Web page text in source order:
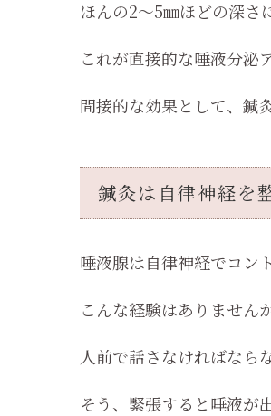
ほんの2～5㎜ほどの深さ
これが直接的な唾液分泌
間接的な効果として、鍼
鍼灸は自律神経を
唾液腺は自律神経でコン
こんな経験はありません
人前で話さなければなら
そう、緊張すると唾液が